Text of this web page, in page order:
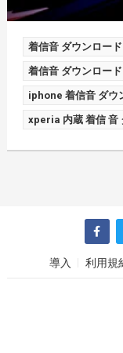
着信音 ダウンロード
着信音 ダウンロー
iphone 着信音 ダウ
xperia 内蔵 着信 音
導入 利用規